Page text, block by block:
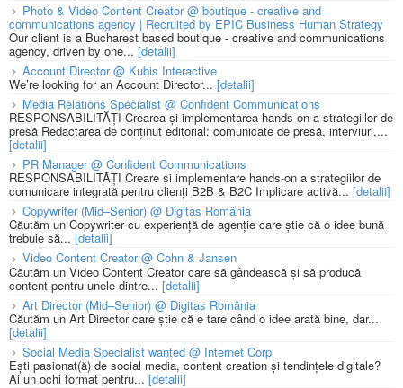
Photo & Video Content Creator @ boutique - creative and
communications agency | Recruited by EPIC Business Human Strategy
Our client is a Bucharest based boutique - creative and communications
agency, driven by one... [detalii]
Account Director @ Kubis Interactive
We’re looking for an Account Director... [detalii]
Media Relations Specialist @ Confident Communications
RESPONSABILITĂȚI Crearea și implementarea hands-on a strategiilor de
presă Redactarea de conținut editorial: comunicate de presă, interviuri,...
[detalii]
PR Manager @ Confident Communications
RESPONSABILITĂȚI Creare și implementare hands-on a strategiilor de
comunicare integrată pentru clienți B2B & B2C Implicare activă... [detalii]
Copywriter (Mid–Senior) @ Digitas România
Căutăm un Copywriter cu experiență de agenție care știe că o idee bună
trebuie să... [detalii]
Video Content Creator @ Cohn & Jansen
Căutăm un Video Content Creator care să gândească și să producă
content pentru unele dintre... [detalii]
Art Director (Mid–Senior) @ Digitas România
Căutăm un Art Director care știe că e tare când o idee arată bine, dar...
[detalii]
Social Media Specialist wanted @ Internet Corp
Ești pasionat(ă) de social media, content creation și tendințele digitale?
Ai un ochi format pentru... [detalii]